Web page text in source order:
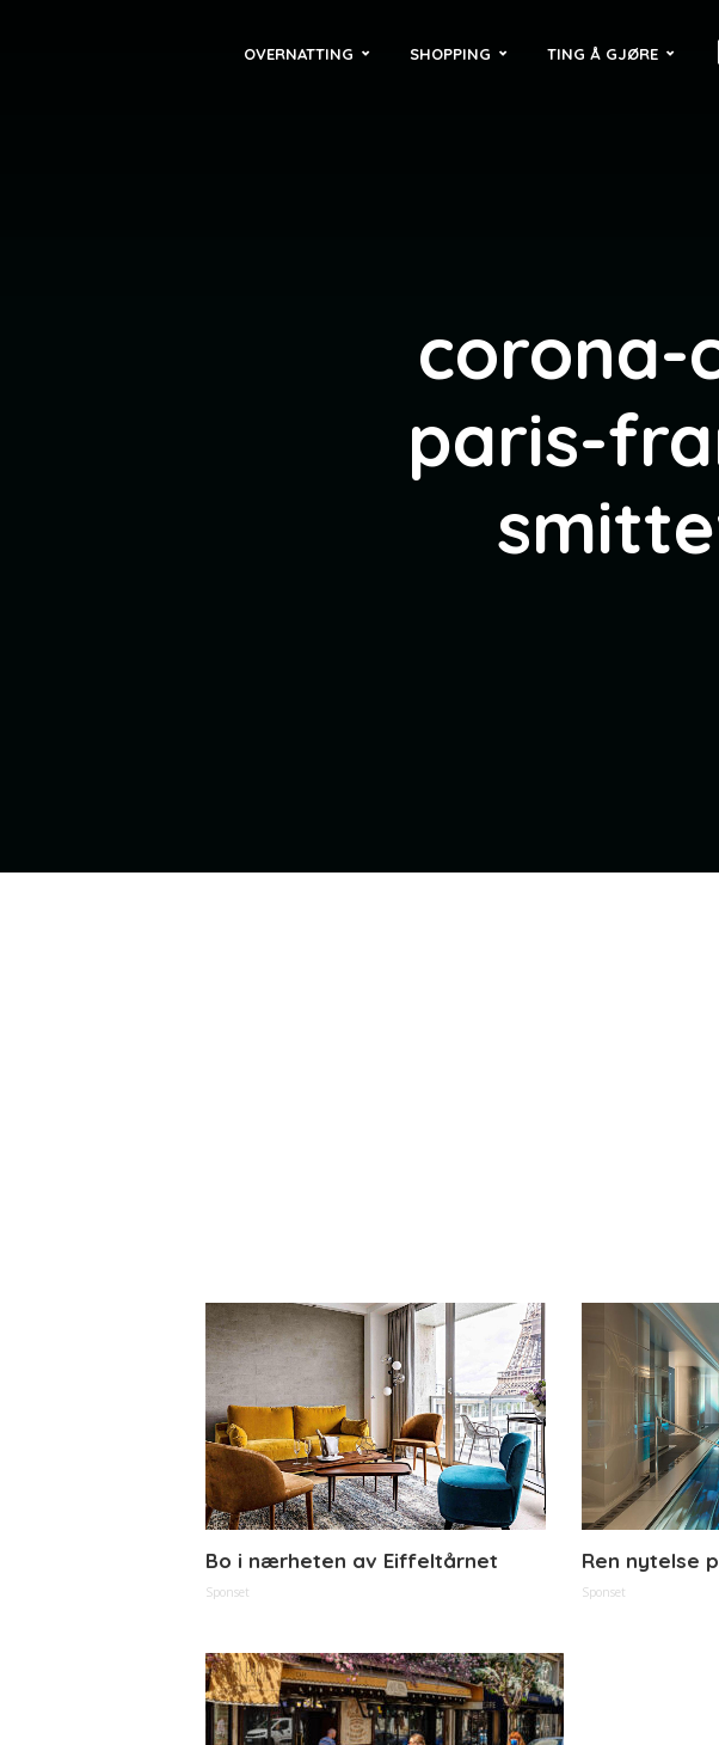
OVERNATTING SHOPPING TING Å GJØRE
corona-
paris-
Bo i nærheten av Eiffeltårnet
Sponset
Ren nytelse
Sponset